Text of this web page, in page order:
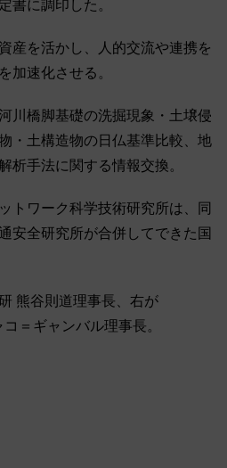
書に調印した。
産を活かし、人的交流や連携を
加速化させる。
川橋脚基礎の洗掘現象・土壌侵
・土構造物の日仏基準比較、地
析手法に関する情報交換。
トワーク科学技術研究所は、同
安全研究所が合併してできた国
熊谷則道理事長、右が
＝ギャンバル理事長。